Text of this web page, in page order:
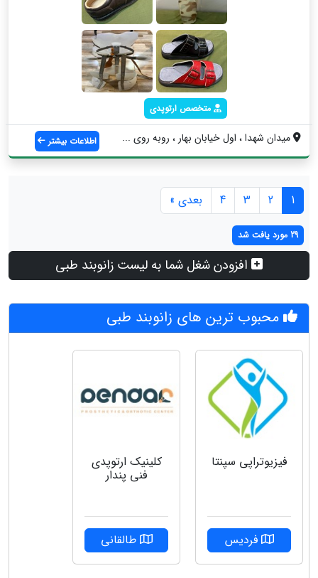
متخصص ارتوپدی
میدان شهدا ، اول خیابان بهار ، روبه روی ... اطلاعات بیشتر
1
2
3
4 بعدی »
29 مورد یافت شد
افزودن شغل شما به لیست زانوبند طبی
محبوب ترین های زانوبند طبی
فیزیوتراپی سپنتا
فردیس
کلینیک ارتوپدی
فنی پندار
طالقانی